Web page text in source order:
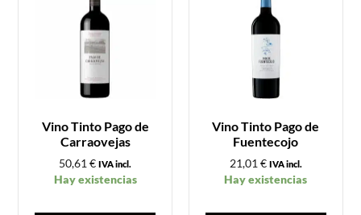
Vino Tinto Pago de
Carraovejas
50,61€ IVA incl.
Hay existencias
Vino Tinto Pago de
Fuentecojo
21,01 € IVA incl.
Hay existencias